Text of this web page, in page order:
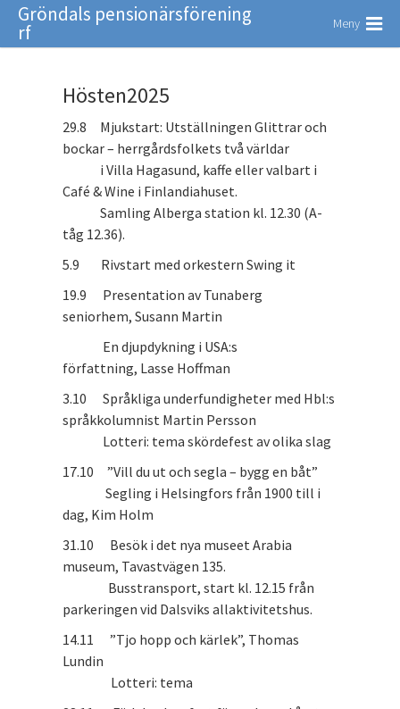
Gröndals pensionärsförening
rf Meny
Hösten2025
29.8 Mjukstart: Utställningen Glittrar och
bockar – herrgårdsfolkets två världar
i Villa Hagasund, kaffe eller valbart i
Café & Wine i Finlandiahuset.
Samling Alberga station kl. 12.30 (A-
tåg 12.36).
5.9 Rivstart med orkestern Swing it
19.9 Presentation av Tunaberg
seniorhem, Susann Martin
En djupdykning i USA:s
författning, Lasse Hoffman
3.10 Språkliga underfundigheter med Hbl:s
språkkolumnist Martin Persson
Lotteri: tema skördefest av olika slag
17.10 ”Vill du ut och segla – bygg en båt”
Segling i Helsingfors från 1900 till i
dag, Kim Holm
31.10 Besök i det nya museet Arabia
museum, Tavastvägen 135.
Busstransport, start kl. 12.15 från
parkeringen vid Dalsviks allaktivitetshus.
14.11 ”Tjo hopp och kärlek”, Thomas
Lundin
Lotteri: tema